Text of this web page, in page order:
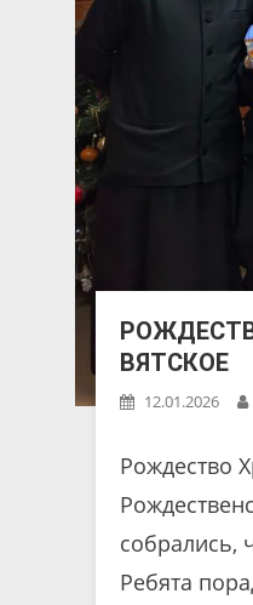
ВЯТСКОЕ
12.01.2026
Рождество
собрались,
Ребята